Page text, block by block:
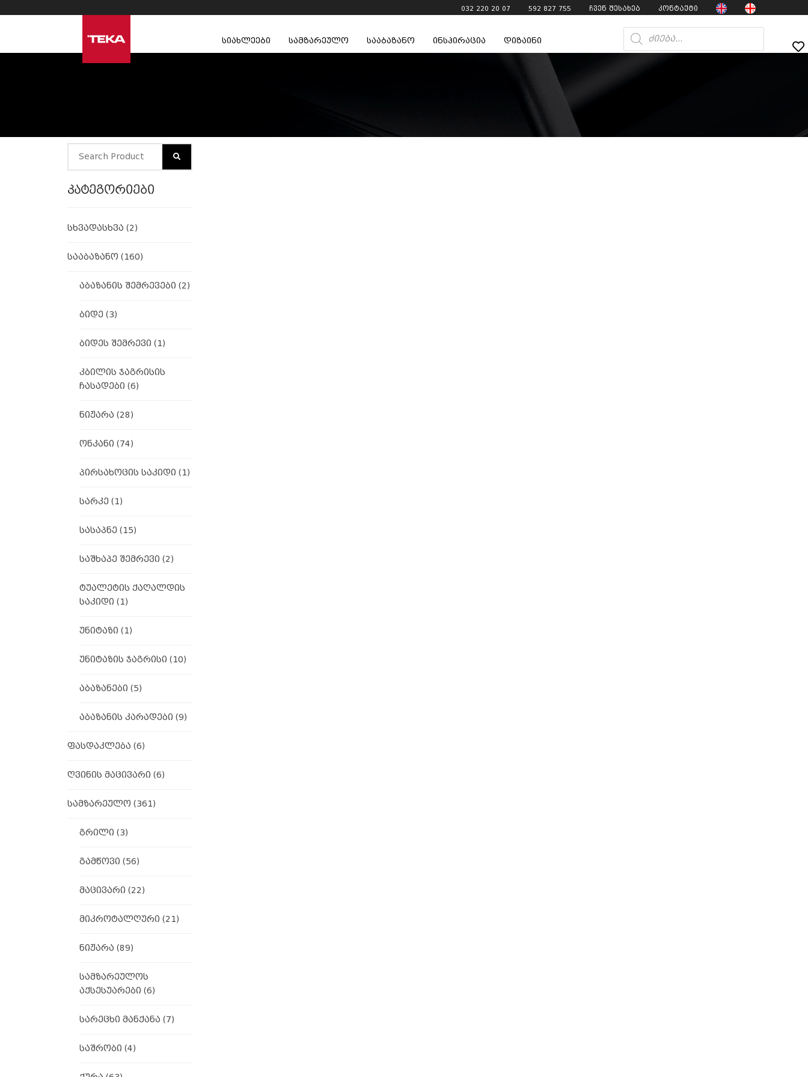
032 220 20 07 592 827 755 ჩვენ შესახებ კონტაქტი
სიახლეები სამზარეულო სააბაზანო ინსპირაცია დიზაინი
კატეგორიები
სხვადასხვა (2)
სააბაზანო (160)
აბაზანის შემრევები (2)
ბიდე (3)
ბიდეს შემრევი (1)
კბილის ჯაგრისის
ჩასადები (6)
ნიჟარა (28)
ონკანი (74)
პირსახოცის საკიდი (1)
სარკე (1)
სასაპნე (15)
საშხაპე შემრევი (2)
ტუალეტის ქაღალდის
საკიდი (1)
უნიტაზი (1)
უნიტაზის ჯაგრისი (10)
აბაზანები (5)
აბაზანის კარადები (9)
ფასდაკლება (6)
ღვინის მაცივარი (6)
სამზარეულო (361)
გრილი (3)
გამწოვი (56)
მაცივარი (22)
მიკროტალღური (21)
ნიჟარა (89)
სამზარეულოს
აქსესუარები (6)
სარეცხი მანქანა (7)
საშრობი (4)